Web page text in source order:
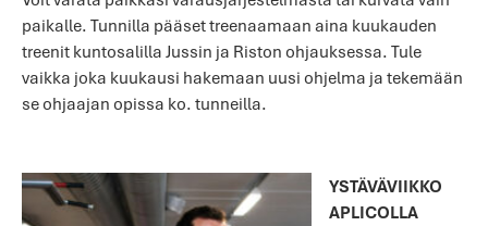
paikalle. Tunnilla pääset treenaamaan aina kuukauden
treenit kuntosalilla Jussin ja Riston ohjauksessa. Tule
vaikka joka kuukausi hakemaan uusi ohjelma ja tekemään
se ohjaajan opissa ko. tunneilla.
YSTÄVÄVIIKKO
APLICOLLA